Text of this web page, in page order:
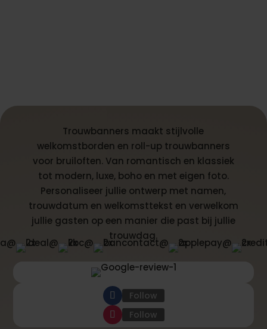
Trouwbanners maakt stijlvolle
welkomstborden en roll-up trouwbanners
voor bruiloften. Van romantisch en klassiek
tot modern, luxe, boho en met eigen foto.
Personaliseer jullie ontwerp met namen,
trouwdatum en welkomsttekst en verwelkom
jullie gasten op een manier die past bij jullie
trouwdag.
Follow
Follow